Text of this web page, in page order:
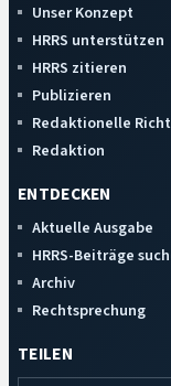
Unser Konzept
HRRS unterstützen
HRRS zitieren
Publizieren
Redaktionelle
Redaktion
ENTDECKEN
Aktuelle Ausgabe
HRRS-Beiträge
Archiv
Rechtsprechung
TEILEN